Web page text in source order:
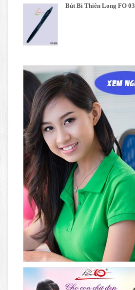
Bút Bi Thiên Long FO